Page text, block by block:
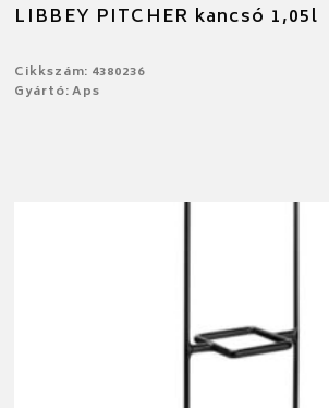
LIBBEY PITCHER kancsó 1,05l
Cikkszám: 4380236
Gyártó: Aps